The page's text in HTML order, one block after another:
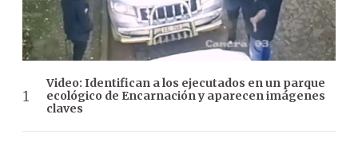
Video: Identifican a los ejecutados en un parque
ecológico de Encarnación y aparecen imágenes
claves